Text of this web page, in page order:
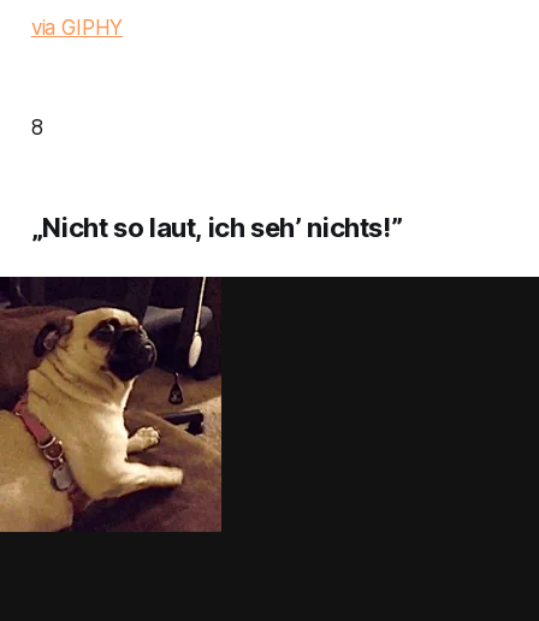
via GIPHY
8
„Nicht so laut, ich seh’ nichts!”